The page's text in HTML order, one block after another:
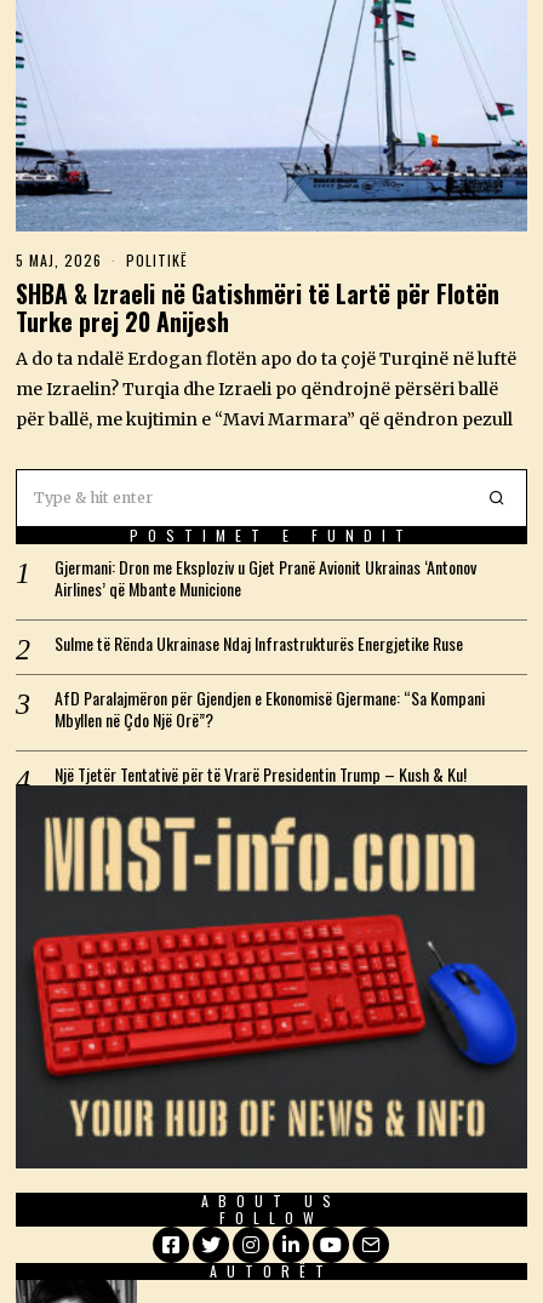
5 MAJ, 2026
A
J
,
2
0
2
6
POLITIKË
SHBA & Izraeli në Gatishmëri të Lartë për Flotën
Turke prej 20 Anijesh
A do ta ndalë Erdogan flotën apo do ta çojë Turqinë në luftë
me Izraelin? Turqia dhe Izraeli po qëndrojnë përsëri ballë
për ballë, me kujtimin e “Mavi Marmara” që qëndron pezull
POSTIMET E FUNDIT
Gjermani: Dron me Eksploziv u Gjet Pranë Avionit Ukrainas ‘Antonov
Airlines’ që Mbante Municione
Sulme të Rënda Ukrainase Ndaj Infrastrukturës Energjetike Ruse
AfD Paralajmëron për Gjendjen e Ekonomisë Gjermane: “Sa Kompani
Mbyllen në Çdo Një Orë”?
Një Tjetër Tentativë për të Vrarë Presidentin Trump – Kush & Ku!
ABOUT US
FOLLOW
Facebook
TwitterInstagram
LinkedIn
YouTube
Email
AUTORËT